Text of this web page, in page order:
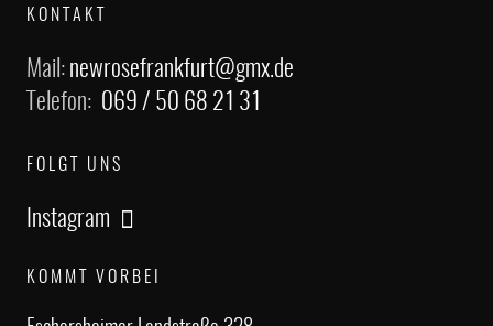
KONTAKT
Mail: newrosefrankfurt@gmx.de
Telefon: 069 / 50 68 21 31
FOLGT UNS
Instagram
KOMMT VORBEI